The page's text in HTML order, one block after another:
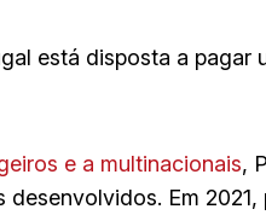
está disposta a pagar
e a multinacionais,
Em